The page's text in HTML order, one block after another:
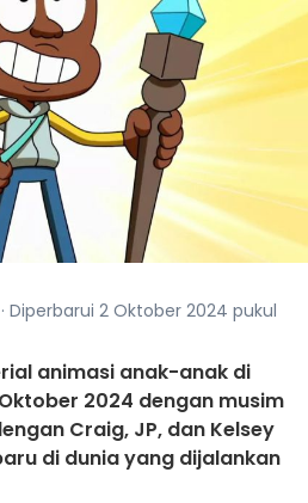
· Diperbarui 2 Oktober 2024 pukul
animasi anak-anak di
2024 dengan musim
Craig, JP, dan Kelsey
di dunia yang dijalankan